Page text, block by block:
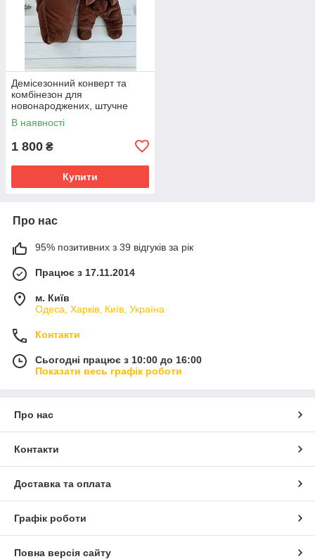
Демісезонний конверт та
комбінезон для
новонароджених, штучне
хутро кролик темно-
шоколадний
В наявності
1 800 ₴
Купити
Про нас
95% позитивних з 39 відгуків за рік
Працює з 17.11.2014
м. Київ
Одеса, Харків, Київ, Україна
Контакти
Сьогодні працює з 10:00 до 16:00
Показати весь графік роботи
Про нас
Контакти
Доставка та оплата
Графік роботи
Повна версія сайту